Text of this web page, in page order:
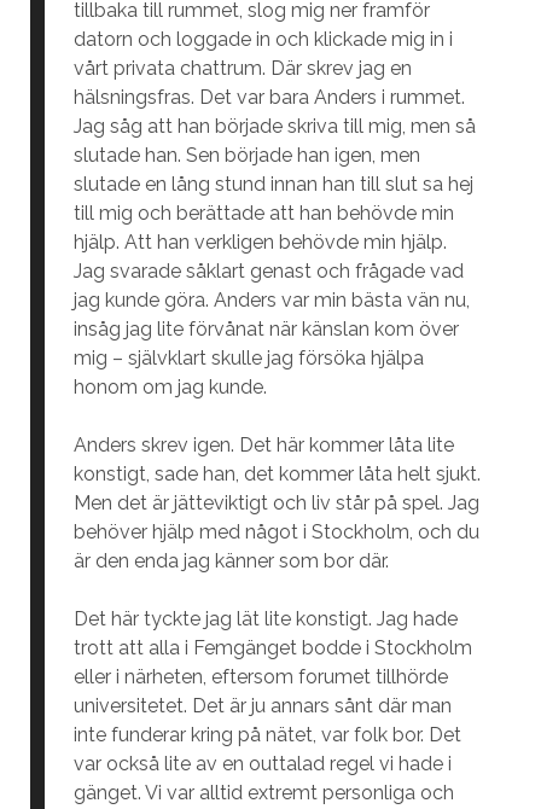
tillbaka till rummet, slog mig ner framför
datorn och loggade in och klickade mig in i
vårt privata chattrum. Där skrev jag en
hälsningsfras. Det var bara Anders i rummet.
Jag såg att han började skriva till mig, men så
slutade han. Sen började han igen, men
slutade en lång stund innan han till slut sa hej
till mig och berättade att han behövde min
hjälp. Att han verkligen behövde min hjälp.
Jag svarade såklart genast och frågade vad
jag kunde göra. Anders var min bästa vän nu,
insåg jag lite förvånat när känslan kom över
mig – självklart skulle jag försöka hjälpa
honom om jag kunde.
Anders skrev igen. Det här kommer låta lite
konstigt, sade han, det kommer låta helt sjukt.
Men det är jätteviktigt och liv står på spel. Jag
behöver hjälp med något i Stockholm, och du
är den enda jag känner som bor där.
Det här tyckte jag lät lite konstigt. Jag hade
trott att alla i Femgänget bodde i Stockholm
eller i närheten, eftersom forumet tillhörde
universitetet. Det är ju annars sånt där man
inte funderar kring på nätet, var folk bor. Det
var också lite av en outtalad regel vi hade i
gänget. Vi var alltid extremt personliga och